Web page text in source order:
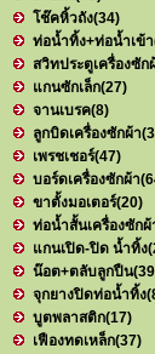
โช๊คหิ้วถัง(34)
ท่อน้ำทิ้ง+ท่อน้ำเข้า
สวิทประตูเครื่องซัก
แกนซักเล็ก(27)
จานเบรค(8)
ลูกบิดเครื่องซักผ้า
เพรชเชอร์(47)
บอร์ดเครื่องซักผ้า
ขาตั้งมอเตอร์(20)
ท่อน้ำสั้นเครื่องซักผ้
แกนเปิด-ปิด น้ำทิ้ง
น๊อต+ตลับลูกปืน
จุกยางปิดท่อน้ำทิ้ง
บูตพลาสติก(17)
เฟืองทดเหล็ก(37)